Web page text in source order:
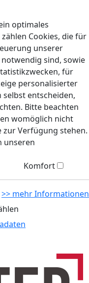
optimales
Cookies, die für
unserer
sind, sowie
für
personalisierter
entscheiden,
Bitte beachten
womöglich nicht
zur Verfügung stehen.
unseren
Komfort
>> mehr Informationen